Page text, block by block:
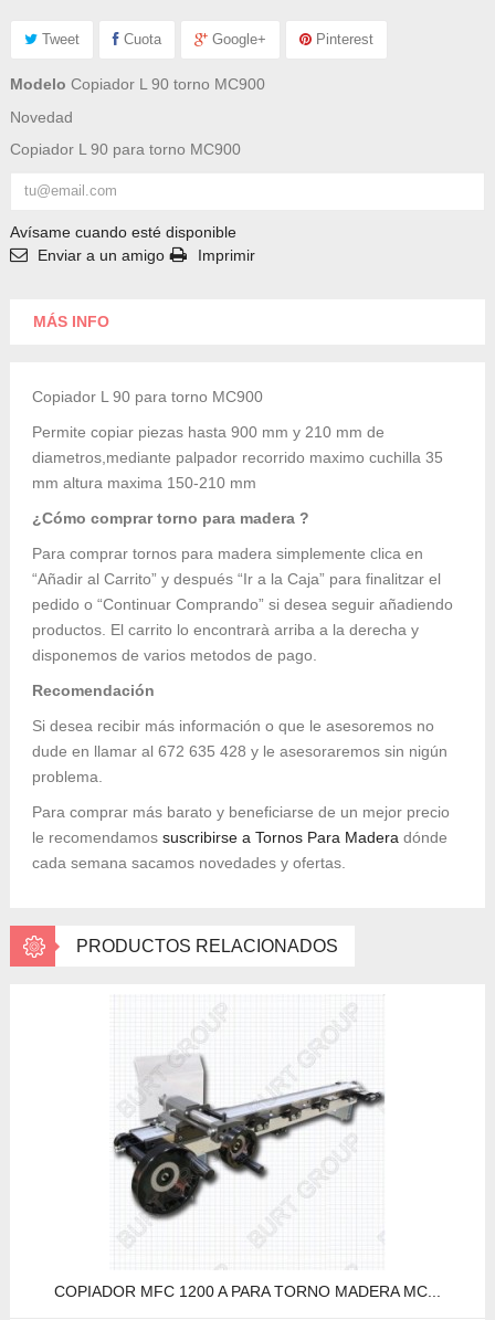
Tweet Cuota Google+ Pinterest
Modelo Copiador L 90 torno MC900
Novedad
Copiador L 90 para torno MC900
Avísame cuando esté disponible
Enviar a un amigo
Imprimir
MÁS INFO
Copiador L 90 para torno MC900
Permite copiar piezas hasta 900 mm y 210 mm de
diametros,mediante palpador recorrido maximo cuchilla 35
mm altura maxima 150-210 mm
¿Cómo comprar torno para madera ?
Para comprar tornos para madera simplemente clica en
“Añadir al Carrito” y después “Ir a la Caja” para finalitzar el
pedido o “Continuar Comprando” si desea seguir añadiendo
productos. El carrito lo encontrarà arriba a la derecha y
disponemos de varios metodos de pago.
Recomendación
Si desea recibir más información o que le asesoremos no
dude en llamar al 672 635 428 y le asesoraremos sin nigún
problema.
Para comprar más barato y beneficiarse de un mejor precio
le recomendamos suscribirse a Tornos Para Madera dónde
cada semana sacamos novedades y ofertas.
PRODUCTOS RELACIONADOS
COPIADOR MFC 1200 A PARA TORNO MADERA MC...